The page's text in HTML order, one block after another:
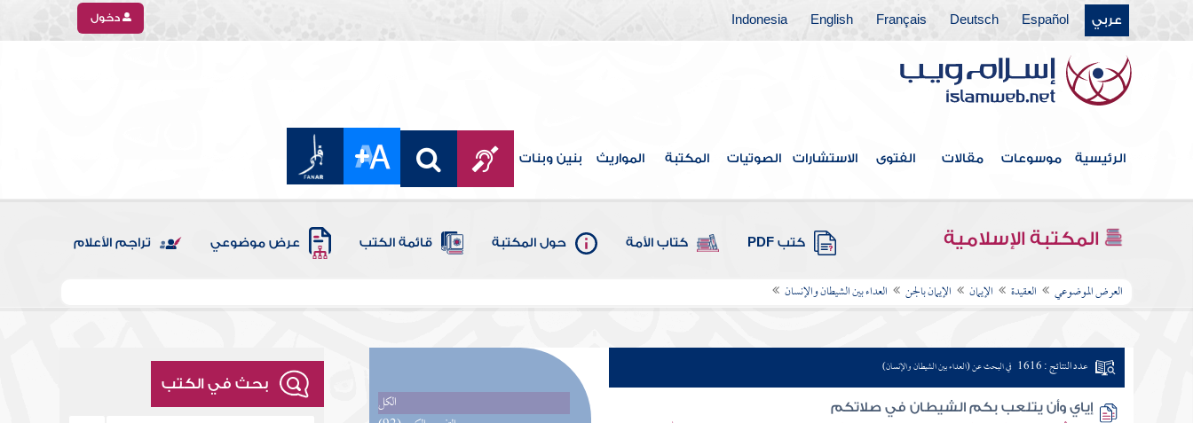
عربي Español
Deutsch
Français
English
Indonesia دخول
الرئيسية موسوعات مقالات الفتوى الاستشارات الصوتيات المكتبة المواريث بنين وبنات
المكتبة الإسلامية كتب PDF كتاب الأمة حول المكتبة قائمة الكتب عرض موضوعي تراجم الأعلام
العرض الموضوعي العقيدة الإيمان الإيمان بالجن العداء بين الشيطان والإنسان
الكل
عدد النتائج : 1616 في البحث عن (العداء بين الشيطان والإنسان)
إياي وأن يتلعب بكم الشيطان في صلاتكم
بحث في الكتب